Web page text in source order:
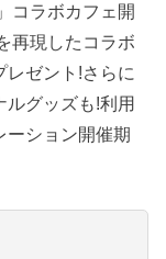
コラボカフェ開
再現したコラボ
レゼント!さらに
ルグッズも!利用
ーション開催期